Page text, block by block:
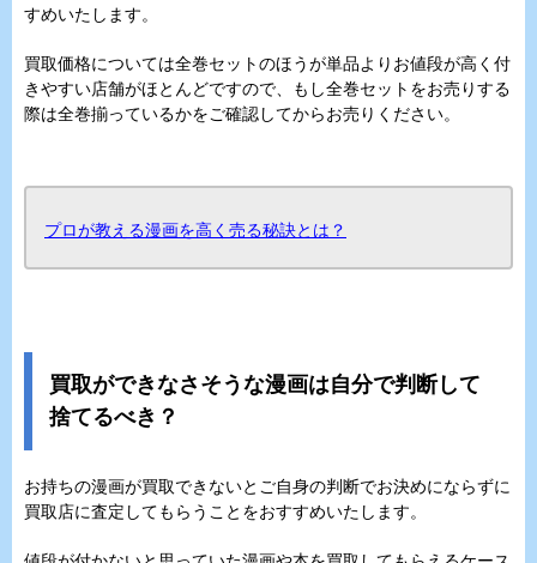
すめいたします。
買取価格については全巻セットのほうが単品よりお値段が高く付
きやすい店舗がほとんどですので、もし全巻セットをお売りする
際は全巻揃っているかをご確認してからお売りください。
プロが教える漫画を高く売る秘訣とは？
買取ができなさそうな漫画は自分で判断して
捨てるべき？
お持ちの漫画が買取できないとご自身の判断でお決めにならずに
買取店に査定してもらうことをおすすめいたします。